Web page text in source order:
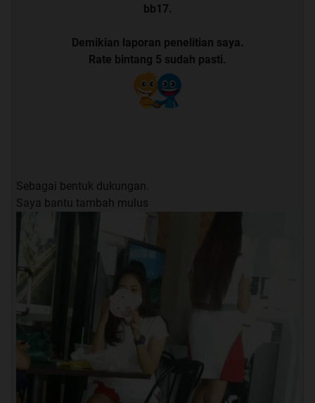
bb17.
Demikian laporan penelitian saya.
Rate bintang 5 sudah pasti.
Sebagai bentuk dukungan.
Saya bantu tambah mulus